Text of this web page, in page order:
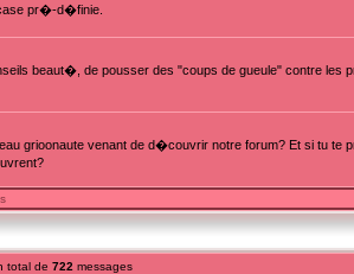
pr�-d�finie.
beaut�, de pousser des "coups de gueule" contre les
grioonaute venant de d�couvrir notre forum? Et si tu te
total de 722 messages